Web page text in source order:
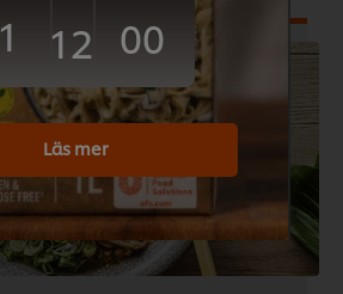
12 00
Läs mer